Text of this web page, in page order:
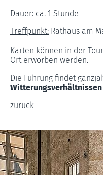
Dauer: ca. 1 Stunde
Treffpunkt: Rathaus am
Karten können in der
Ort erworben werden.
Die Führung findet
zurück